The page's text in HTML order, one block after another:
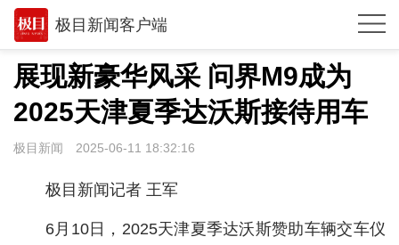
极目新闻客户端
推荐
观点
时政
展现新豪华风采 问界M9成为
2025天津夏季达沃斯接待用车
极目新闻 2025-06-11 18:32:16
极目新闻记者 王军
6月10日，2025天津夏季达沃斯赞助车辆交车仪